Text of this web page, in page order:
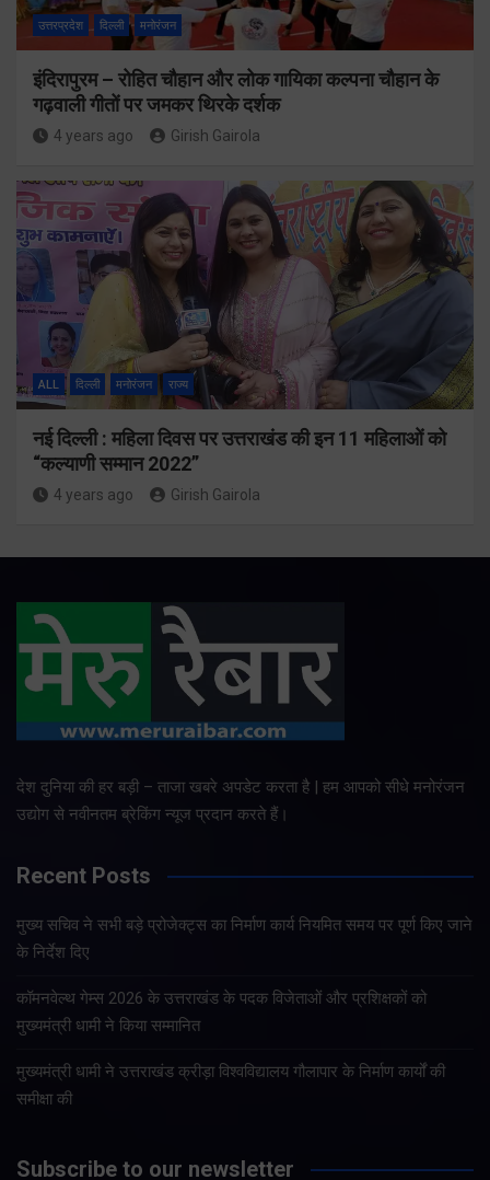
उत्तरप्रदेश दिल्ली मनोरंजन
इंदिरापुरम – रोहित चौहान और लोक गायिका कल्पना चौहान के
गढ़वाली गीतों पर जमकर थिरके दर्शक
4 years ago Girish Gairola
ALL दिल्ली मनोरंजन राज्य
नई दिल्ली : महिला दिवस पर उत्तराखंड की इन 11 महिलाओं को
“कल्याणी सम्मान 2022”
4 years ago Girish Gairola
देश दुनिया की हर बड़ी – ताजा खबरे अपडेट करता है | हम आपको सीधे मनोरंजन
उद्योग से नवीनतम ब्रेकिंग न्यूज प्रदान करते हैं।
Recent Posts
मुख्य सचिव ने सभी बड़े प्रोजेक्ट्स का निर्माण कार्य नियमित समय पर पूर्ण किए जाने
के निर्देश दिए
कॉमनवेल्थ गेम्स 2026 के उत्तराखंड के पदक विजेताओं और प्रशिक्षकों को
मुख्यमंत्री धामी ने किया सम्मानित
मुख्यमंत्री धामी ने उत्तराखंड क्रीड़ा विश्वविद्यालय गौलापार के निर्माण कार्यों की
समीक्षा की
Subscribe to our newsletter